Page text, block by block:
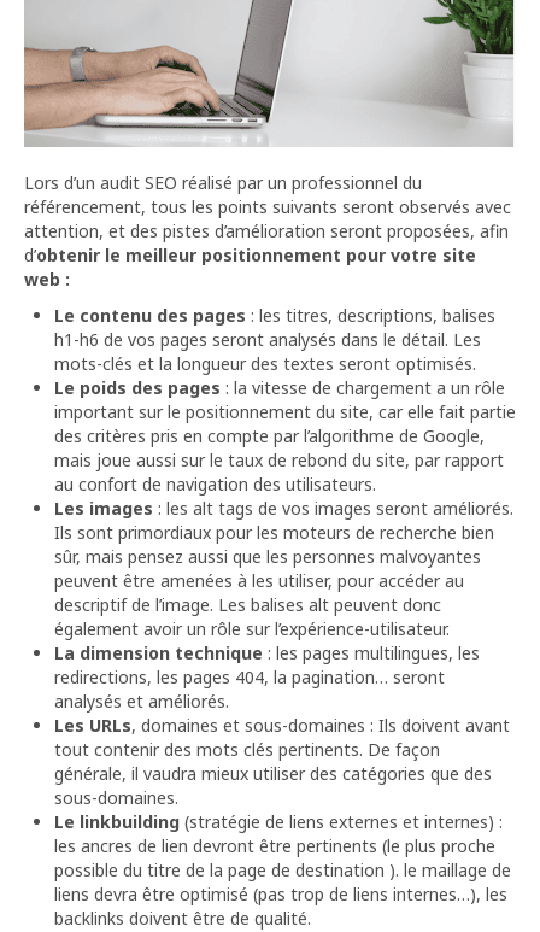
Lors d’un audit SEO réalisé par un professionnel du
référencement, tous les points suivants seront observés avec
attention, et des pistes d’amélioration seront proposées, afin
d’obtenir le meilleur positionnement pour votre site
web :
Le contenu des pages : les titres, descriptions, balises
h1-h6 de vos pages seront analysés dans le détail. Les
mots-clés et la longueur des textes seront optimisés.
Le poids des pages : la vitesse de chargement a un rôle
important sur le positionnement du site, car elle fait partie
des critères pris en compte par l’algorithme de Google,
mais joue aussi sur le taux de rebond du site, par rapport
au confort de navigation des utilisateurs.
Les images : les alt tags de vos images seront améliorés.
Ils sont primordiaux pour les moteurs de recherche bien
sûr, mais pensez aussi que les personnes malvoyantes
peuvent être amenées à les utiliser, pour accéder au
descriptif de l’image. Les balises alt peuvent donc
également avoir un rôle sur l’expérience-utilisateur.
La dimension technique : les pages multilingues, les
redirections, les pages 404, la pagination… seront
analysés et améliorés.
Les URLs, domaines et sous-domaines : Ils doivent avant
tout contenir des mots clés pertinents. De façon
générale, il vaudra mieux utiliser des catégories que des
sous-domaines.
Le linkbuilding (stratégie de liens externes et internes) :
les ancres de lien devront être pertinents (le plus proche
possible du titre de la page de destination ). le maillage de
liens devra être optimisé (pas trop de liens internes…), les
backlinks doivent être de qualité.